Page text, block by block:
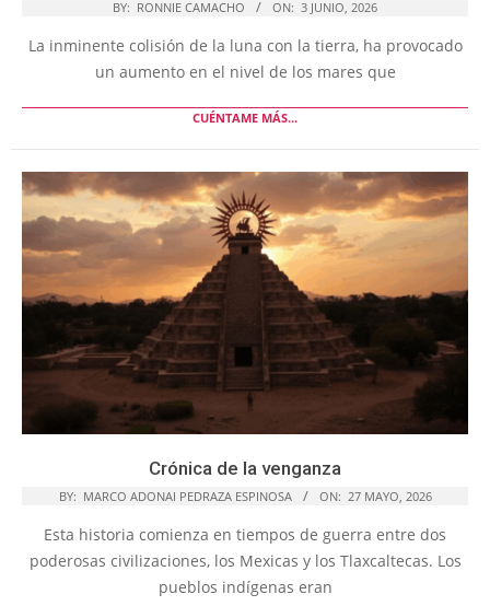
BY: RONNIE CAMACHO ON: 3 JUNIO, 2026
La inminente colisión de la luna con la tierra, ha provocado
un aumento en el nivel de los mares que
CUÉNTAME MÁS...
Crónica de la venganza
BY: MARCO ADONAI PEDRAZA ESPINOSA ON: 27 MAYO, 2026
Esta historia comienza en tiempos de guerra entre dos
poderosas civilizaciones, los Mexicas y los Tlaxcaltecas. Los
pueblos indígenas eran